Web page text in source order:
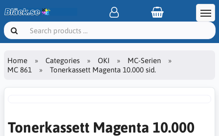
Home Categories OKI
MC-Serien
MC 861
Tonerkassett Magenta 10.000 sid.
Tonerkassett Magenta 10.000